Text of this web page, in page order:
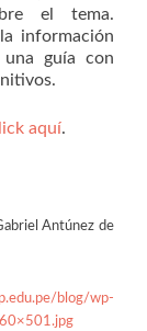
el tema.
información
guía con
aquí.
Antúnez de
blog/wp-